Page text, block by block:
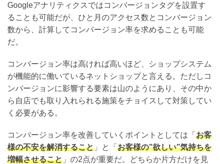
Googleアナリティクスではコンバージョンタグを設置す
ることも可能だが、ひと月のアクセス数とコンバージョン
数から、計算してコンバージョン率を求めることも可能
だ。
コンバージョン率は高ければ高いほど、ショップシステム
が機能的に働いているネットショップと言える。ただしコ
ンバージョンに影響する要素は山のようにあり、その中か
ら自店でも取り入れられる施策をチョイスして対策してい
く必要がある。
コンバージョン率を改善していくポイントとしては「 お客
様の不安を解消すること 」と「 お客様の”欲しい”気持ちを
増幅させること 」の2点が重要だ。どちらか片方だけを見